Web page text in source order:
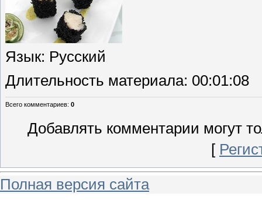
Язык: Русский
Длительность материала: 00:01:08
Всего комментариев: 0
Добавлять комментарии могут
[
Полная версия сайта